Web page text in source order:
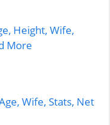
Height, Wife,
More
Wife, Stats, Net